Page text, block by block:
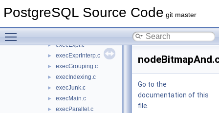
PostgreSQL Source Code git master
► execAmi.c
► execExpr.c
► execExprInterp.c
► execGrouping.c
► execIndexing.c
► execJunk.c
► execMain.c
► execParallel.c
Go to the
documentation of this
file.